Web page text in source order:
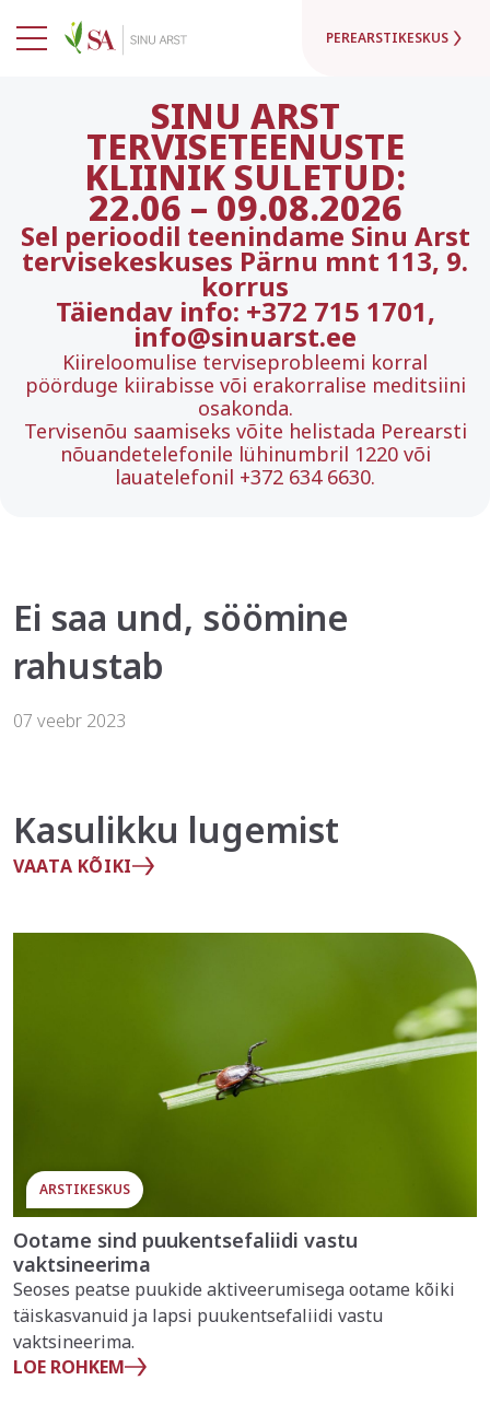
PEREARSTIKESKUS
SINU ARST
TERVISETEENUSTE
KLIINIK SULETUD:
22.06 – 09.08.2026
Sel perioodil teenindame Sinu Arst
tervisekeskuses Pärnu mnt 113, 9.
korrus
Täiendav info: +372 715 1701,
info@sinuarst.ee
Kiireloomulise terviseprobleemi korral
pöörduge kiirabisse või erakorralise meditsiini
osakonda.
Tervisenõu saamiseks võite helistada Perearsti
nõuandetelefonile lühinumbril 1220 või
lauatelefonil +372 634 6630.
Ei saa und, söömine
rahustab
07 veebr 2023
Kasulikku lugemist
VAATA KÕIKI
ARSTIKESKUS
Ootame sind puukentsefaliidi vastu
vaktsineerima
Seoses peatse puukide aktiveerumisega ootame kõiki
täiskasvanuid ja lapsi puukentsefaliidi vastu
vaktsineerima.
LOE ROHKEM